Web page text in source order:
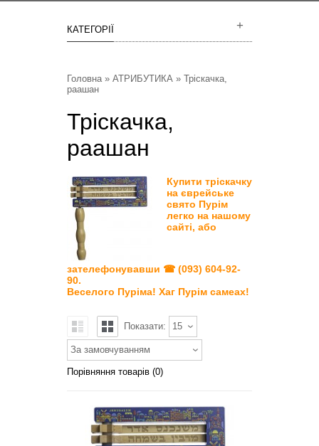
КАТЕГОРІЇ
Головна» АТРИБУТИКА » Тріскачка,
раашан
Тріскачка,
раашан
Купити тріскачку
на єврейське
свято Пурім
легко на нашому
сайті, або
зателефонувавши ☎ (093) 604-92-
90.
Веселого Пуріма! Хаг Пурім самеах!
Показати: 15
За замовчуванням
Порівняння товарів (0)